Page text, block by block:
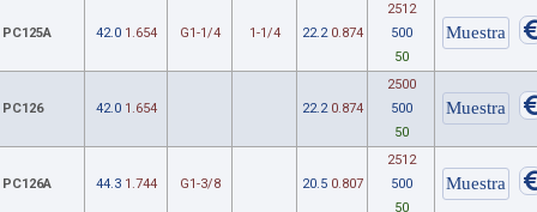
PC125A 42.0 1.654 G1-1/4 1-1/4 22.2 0.874
2512
500
50
PC126 42.0 1.654 22.2 0.874
2500
500
50
PC126A 44.3 1.744 G1-3/8 20.5 0.807
2512
500
50